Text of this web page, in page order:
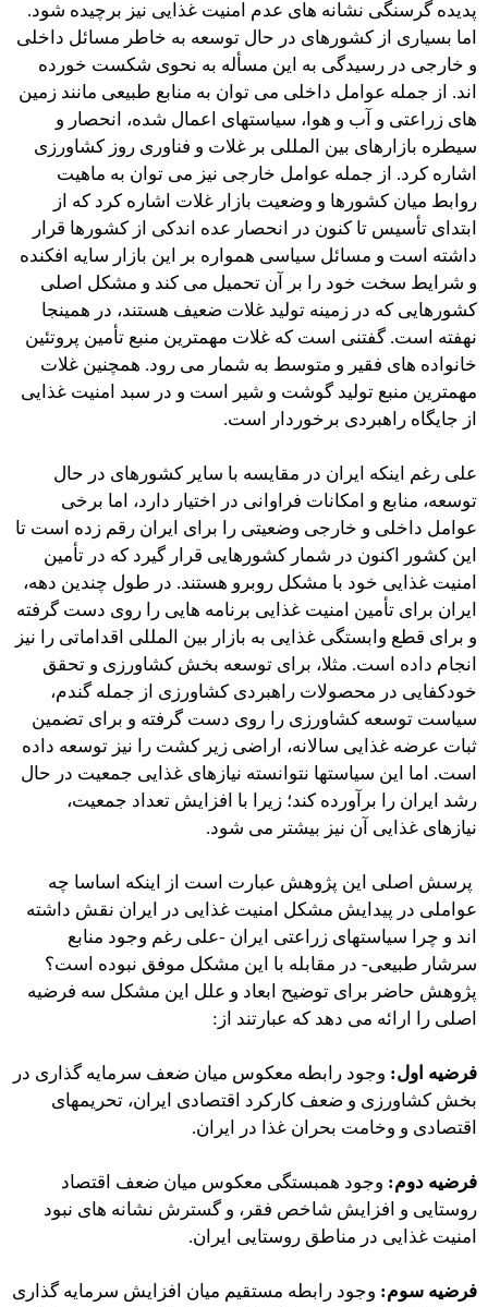
پدیده گرسنگی نشانه های عدم امنیت غذایی نیز برچیده شود.
اما بسیاری از کشورهای در حال توسعه به خاطر مسائل داخلی
و خارجی در رسیدگی به این مسأله به نحوی شکست خورده
اند. از جمله عوامل داخلی می توان به منابع طبیعی مانند زمین
های زراعتی و آب و هوا، سیاستهای اعمال شده، انحصار و
سیطره بازارهای بین المللی بر غلات و فناوری روز کشاورزی
اشاره کرد. از جمله عوامل خارجی نیز می توان به ماهیت
روابط میان کشورها و وضعیت بازار غلات اشاره کرد که از
ابتدای تأسیس تا کنون در انحصار عده اندکی از کشورها قرار
داشته است و مسائل سیاسی همواره بر این بازار سایه افکنده
و شرایط سخت خود را بر آن تحمیل می کند و مشکل اصلی
کشورهایی که در زمینه تولید غلات ضعیف هستند، در همینجا
نهفته است. گفتنی است که غلات مهمترین منبع تأمین پروتئین
خانواده های فقیر و متوسط به شمار می رود. همچنین غلات
مهمترین منبع تولید گوشت و شیر است و در سبد امنیت غذایی
از جایگاه راهبردی برخوردار است.
علی رغم اینکه ایران در مقایسه با سایر کشورهای در حال
توسعه، منابع و امکانات فراوانی در اختیار دارد، اما برخی
عوامل داخلی و خارجی وضعیتی را برای ایران رقم زده است تا
این کشور اکنون در شمار کشورهایی قرار گیرد که در تأمین
امنیت غذایی خود با مشکل روبرو هستند. در طول چندین دهه،
ایران برای تأمین امنیت غذایی برنامه هایی را روی دست گرفته
و برای قطع وابستگی غذایی به بازار بین المللی اقداماتی را نیز
انجام داده است. مثلا، برای توسعه بخش کشاورزی و تحقق
خودکفایی در محصولات راهبردی کشاورزی از جمله گندم،
سیاست توسعه کشاورزی را روی دست گرفته و برای تضمین
ثبات عرضه غذایی سالانه، اراضی زیر کشت را نیز توسعه داده
است. اما این سیاستها نتوانسته نیازهای غذایی جمعیت در حال
رشد ایران را برآورده کند؛ زیرا با افزایش تعداد جمعیت،
نیازهای غذایی آن نیز بیشتر می شود.
پرسش اصلی این پژوهش عبارت است از اینکه اساسا چه
عواملی در پیدایش مشکل امنیت غذایی در ایران نقش داشته
اند و چرا سیاستهای زراعتی ایران -علی رغم وجود منابع
سرشار طبیعی- در مقابله با این مشکل موفق نبوده است؟
پژوهش حاضر برای توضیح ابعاد و علل این مشکل سه فرضیه
اصلی را ارائه می دهد که عبارتند از:
فرضیه اول: وجود رابطه معکوس میان ضعف سرمایه گذاری در
بخش کشاورزی و ضعف کارکرد اقتصادی ایران، تحریمهای
اقتصادی و وخامت بحران غذا در ایران.
فرضیه دوم: وجود همبستگی معکوس میان ضعف اقتصاد
روستایی و افزایش شاخص فقر، و گسترش نشانه های نبود
امنیت غذایی در مناطق روستایی ایران.
فرضیه سوم: وجود رابطه مستقیم میان افزایش سرمایه گذاری